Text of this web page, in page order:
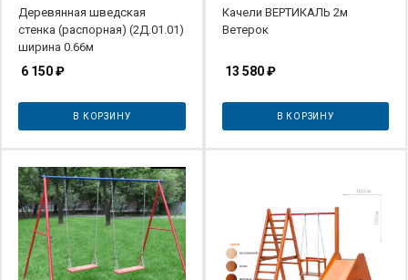
Деревянная шведская
стенка (распорная) (2Д.01.01)
ширина 0.66м
6 150₽
В КОРЗИНУ
Качели ВЕРТИКАЛЬ 2м
Ветерок
13 580₽
В КОРЗИНУ